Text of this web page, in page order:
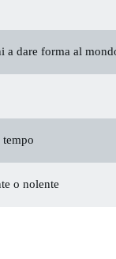
a dare forma al
tempo
o nolente